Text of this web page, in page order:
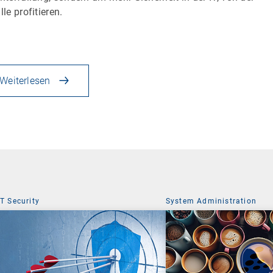
profitieren.
Weiterlesen
Security System Administration